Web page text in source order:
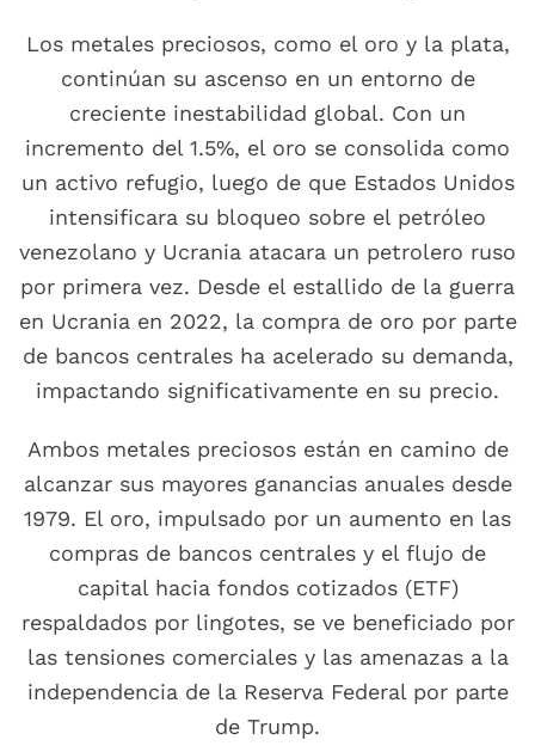
Los metales preciosos, como el oro y la plata,
continúan su ascenso en un entorno de
creciente inestabilidad global. Con un
incremento del 1.5%, el oro se consolida como
un activo refugio, luego de que Estados Unidos
intensificara su bloqueo sobre el petróleo
venezolano y Ucrania atacara un petrolero ruso
por primera vez. Desde el estallido de la guerra
en Ucrania en 2022, la compra de oro por parte
de bancos centrales ha acelerado su demanda,
impactando significativamente en su precio.
Ambos metales preciosos están en camino de
alcanzar sus mayores ganancias anuales desde
1979. El oro, impulsado por un aumento en las
compras de bancos centrales y el flujo de
capital hacia fondos cotizados (ETF)
respaldados por lingotes, se ve beneficiado por
las tensiones comerciales y las amenazas a la
independencia de la Reserva Federal por parte
de Trump.